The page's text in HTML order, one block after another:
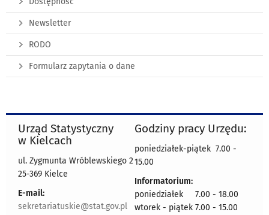
Newsletter
RODO
Formularz zapytania o dane
Urząd Statystyczny
w Kielcach
ul. Zygmunta Wróblewskiego 2
25-369 Kielce
E-mail:
sekretariatuskie@stat.gov.pl
Godziny pracy Urzędu:
poniedziałek-piątek 7.00 -
15.00
Informatorium:
poniedziałek 7.00 - 18.00
wtorek - piątek 7.00 - 15.00